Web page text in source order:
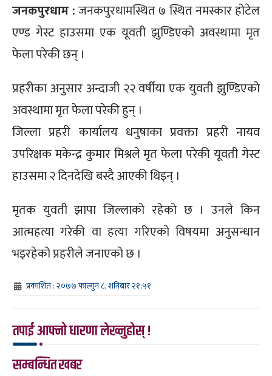
जनकपुरधाम :जनकपुरधामस्थित ७ स्थित नमस्कार होटेल
एण्ड गेस्ट हाउसमा एक यूवती झुण्डिएको अवस्थामा मृत
फेला परेकी छन् ।
प्रहरीका अनुसार अन्दाजी २२ वर्षीया एक युवती झुण्डिएकाे
अवस्थामा मृत फेला परेकी हुन् ।
जिल्ला प्रहरी कार्यालय धनुषाका प्रवक्ता प्रहरी नायव
उपरिक्षक मकेन्द्र कुमार मिश्रले मृत फेला परेकी यूवती गेस्ट
हाउसमा २ दिनदेखि बस्दै आएकी थिइन् ।
मृतक युवती झापा जिल्लाकाे रहेकाे छ । उनले किन
आत्महत्या गरेकी वा हत्या गरिएको विषयमा अनुसन्धान
भइरहेको प्रहरीले जनाएको छ ।
प्रकाशित : २०७७ फाल्गुन ८, शनिबार २१:५१
तपाई आफ्नो धारणा लेख्नुहोस् !
सम्बन्धित खबर